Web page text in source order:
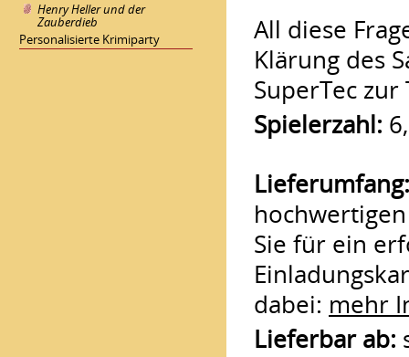
Henry Heller und der
Zauberdieb
Personalisierte Krimiparty
All diese
Klärung des
SuperTec
Spielerzahl:
Lieferumfang:
Sie für ein
dabei: mehr
Lieferbar ab: